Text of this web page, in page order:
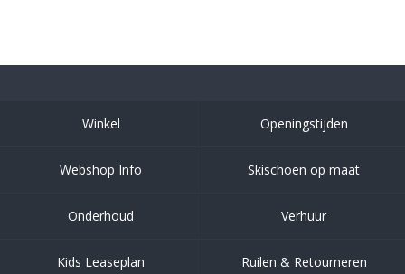
Winkel Openingstijden
Webshop Info Skischoen op maat
Onderhoud Verhuur
Kids Leaseplan Ruilen & Retourneren